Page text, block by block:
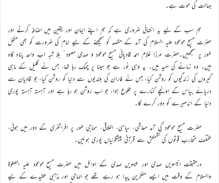
جہالت کی موت ہے۔
ہم سب کے لیے یہ انتہائی ضروری ہے کہ ہم اپنے ایمان اور یقین میں اضافہ کرنے اور
حضرت مسیح موعود علیہ السلام کی آمد کے مقصد کو سمجھنے کے لیے امام کی ضرورت کو بھی مکمل
طور پر سمجھیں۔حضرت مرزا غلام احمد قادیانی مسیح موعود و مہدی معہود ؑ بلا شبہ اب واحد پناہ گاہ
ہیں۔ وہ زمانے کی امید ہیں۔ یہ وہی نور ہے جو سینا پر چمک رہا تھا، جس نے گلیل کے ماہی
گیروں کی زندگیوں کو روشن کیا، جس نے فاران کی بلندیوں سے دنیا کو روشن کیا، جو قادیان سے
دریائے بیاس کے اونچے کنارے پر طلوع ہوا، جو اب روشن ہو رہا ہے اور آہستہ آہستہ پوری
دنیا کے اندھیرے کو دور کرے گا۔
حضرت مسیح موعود ؑکی آمد معاشی، سیاسی، اخلاقی، سماجی طور پر افراتفری کے دور میں ہوئی،
مختلف متحارب قوتوں کی کشمکش سے قرآنی پیشگوئیاں پوری ہوئیں۔
درحقیقت انیسویں صدی اور بیسویں صدی کے اوائل میں حضرت مسیح موعود علیہ الصلوٰۃ
والسلام کے وقت میں ایسے مفکرین پیدا ہو رہے تھے جو الہامی اور مذہبی عقیدے کے لیے